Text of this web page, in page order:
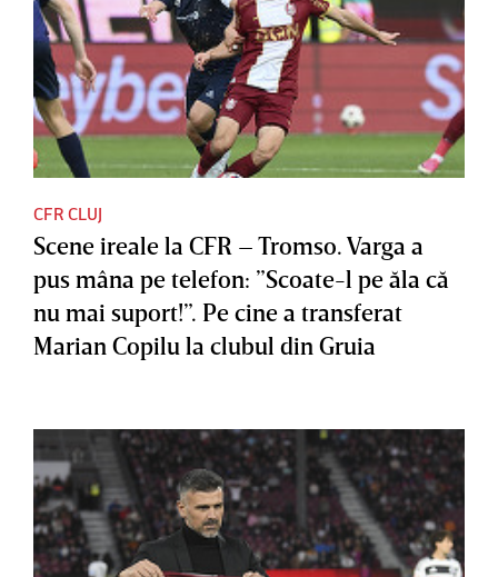
CFR CLUJ
Scene ireale la CFR – Tromso. Varga a
pus mâna pe telefon: ”Scoate-l pe ăla că
nu mai suport!”. Pe cine a transferat
Marian Copilu la clubul din Gruia